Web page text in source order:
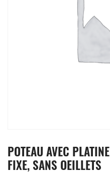
POTEAU AVEC
FIXE, SANS OEILLETS